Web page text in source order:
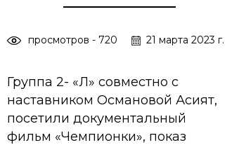
просмотров - 720 21 марта 2023 г.
Группа 2- «Л» совместно с
наставником Османовой Асият,
посетили документальный
фильм «Чемпионки», показ